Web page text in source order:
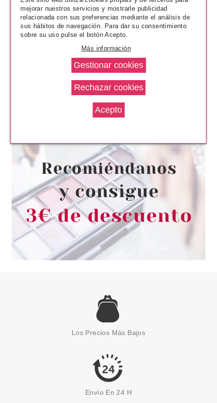
MATRIX
Pvr 14.90€
-47%
desde
7.90€
ALTERNA
ALTERNA CAVIAR INFINITE
COLOR HOLD CHAMPU
PROTECTOR COLOR 250ML
21.95€
Los Precios Más Bajos
Envío En 24 H
mejorar nuestros servicios y mostrarle publicidad
relacionada con sus preferencias mediante el análisis de
sus hábitos de navegación. Para dar su consentimiento
sobre su uso pulse el botón Acepto.
Más información